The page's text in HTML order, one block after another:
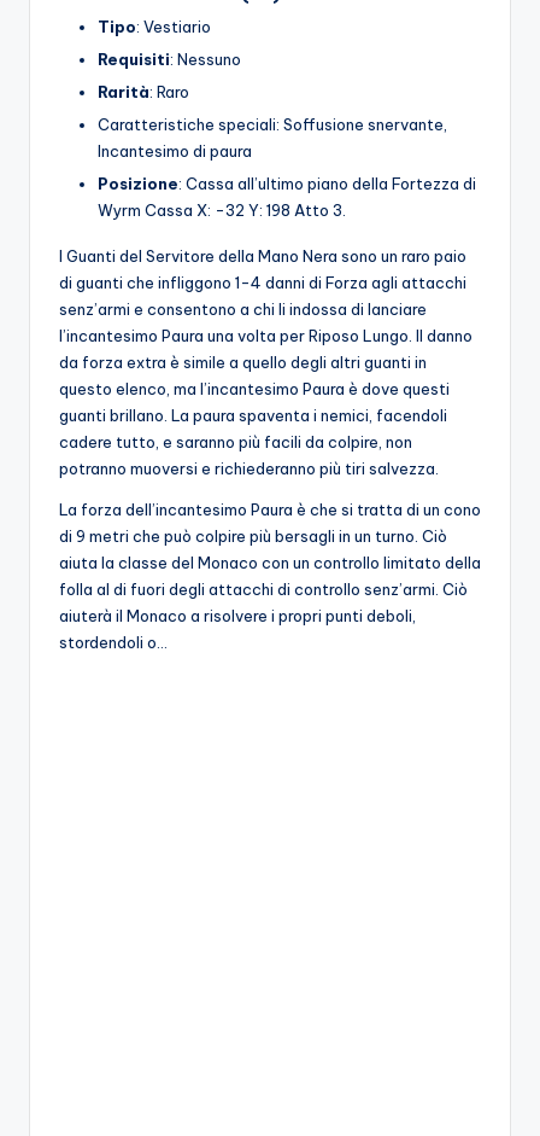
Tipo: Vestiario
Requisiti: Nessuno
Rarità: Raro
Caratteristiche speciali: Soffusione snervante,
Incantesimo di paura
Posizione: Cassa all’ultimo piano della Fortezza di
Wyrm Cassa X: -32 Y: 198 Atto 3.
I Guanti del Servitore della Mano Nera sono un raro paio
di guanti che infliggono 1-4 danni di Forza agli attacchi
senz’armi e consentono a chi li indossa di lanciare
l’incantesimo Paura una volta per Riposo Lungo. Il danno
da forza extra è simile a quello degli altri guanti in
questo elenco, ma l’incantesimo Paura è dove questi
guanti brillano. La paura spaventa i nemici, facendoli
cadere tutto, e saranno più facili da colpire, non
potranno muoversi e richiederanno più tiri salvezza.
La forza dell’incantesimo Paura è che si tratta di un cono
di 9 metri che può colpire più bersagli in un turno. Ciò
aiuta la classe del Monaco con un controllo limitato della
folla al di fuori degli attacchi di controllo senz’armi. Ciò
aiuterà il Monaco a risolvere i propri punti deboli,
stordendoli o…